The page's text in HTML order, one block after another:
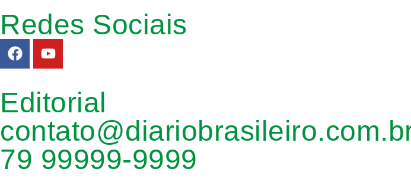
Redes Sociais
Editorial
79 99999-9999